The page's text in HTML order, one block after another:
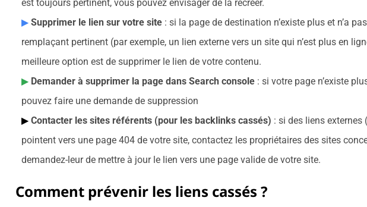
est toujours pertinent, vous pouvez envisager de la recréer.
Supprimer le lien sur votre site: si la page de destination n’existe plus et n’a
remplaçant pertinent (par exemple, un lien externe vers un site qui n’est plus en
meilleure option est de supprimer le lien de votre contenu.
Demander à supprimer la page dans Search console: si votre page n’existe
pouvez faire une demande de suppression
Contacter les sites référents (pour les backlinks cassés) : si des liens externes
pointent vers une page 404 de votre site, contactez les propriétaires des sites
demandez-leur de mettre à jour le lien vers une page valide de votre site.
Comment prévenir les liens cassés ?